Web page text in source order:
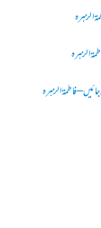
– فاطمۃالزہرہ